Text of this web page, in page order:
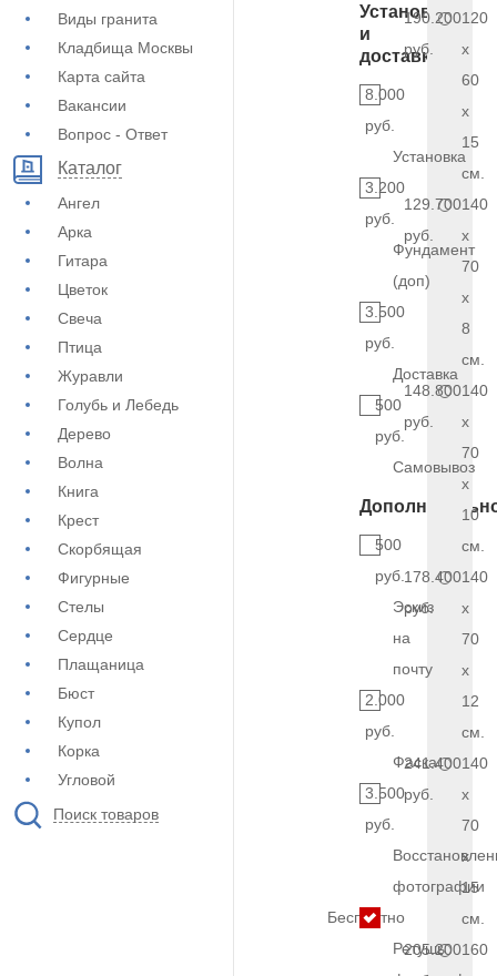
Виды гранита
Кладбища Москвы
Карта сайта
Вакансии
Вопрос - Ответ
Каталог
Ангел
Арка
Гитара
Цветок
Свеча
Птица
Журавли
Голубь и Лебедь
Дерево
Волна
Книга
Крест
Скорбящая
Фигурные
Стелы
Сердце
Плащаница
Бюст
Купол
Корка
Угловой
Поиск товаров
Установка
и
доставка
8.000
руб.
Установка
3.200
руб.
Фундамент
(доп)
3.500
руб.
Доставка
500
руб.
Самовывоз
500
руб.
Эскиз
на
почту
2.000
руб.
Фаска
3.500
руб.
фотографии
Бесплатно
Ретушь
190.200
руб.
120
x
60
x
15
см.
129.700
руб.
140
x
70
x
8
см.
148.800
руб.
140
x
70
x
10
см.
178.400
руб.
140
x
70
x
12
см.
241.400
руб.
140
x
70
x
15
см.
205.200160